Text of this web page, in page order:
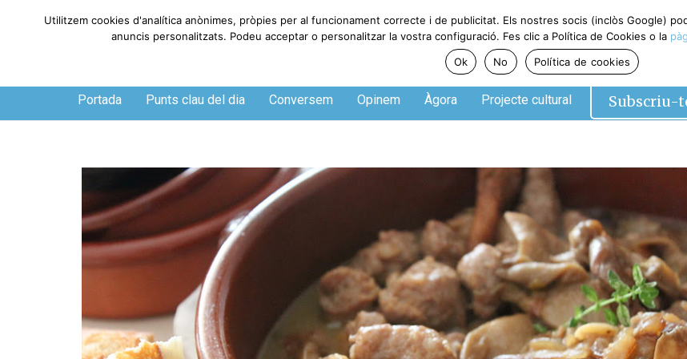
Dijous, 6 de agosto de 2026
Portada Punts clau del dia Conversem Opinem Àgora Projecte cultural Subscriu-
Utilitzem cookies d'analítica anònimes, pròpies per al funcionament correcte i de publicitat. Els nostres socis (inclòs Google)
anuncis personalitzats. Podeu acceptar o personalitzar la vostra configuració. Fes clic a Política de Cookies o la
Ok
No Política de cookies